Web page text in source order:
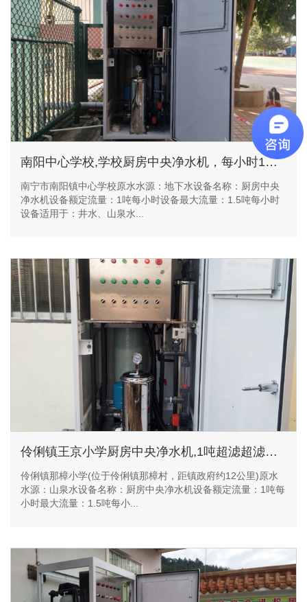
南阳中心学校,学校厨房中央净水机，每小时1吨超滤净水设备
南宁市南阳镇中心学校原水水源：地下水设备名称：厨房中央
净水机设备额定流量：1吨每小时设备最大流量：1.5吨每小时
设备适用于：井水、山泉水...
伶俐镇王京小学厨房中央净水机,1吨超滤超滤净水设备
伶俐镇那樟小学(位于伶俐镇那樟村，距镇政府约12公里)原水
水源：山泉水设备名称：厨房中央净水机设备额定流量：1吨每
小时最大流量：1.5吨每小...